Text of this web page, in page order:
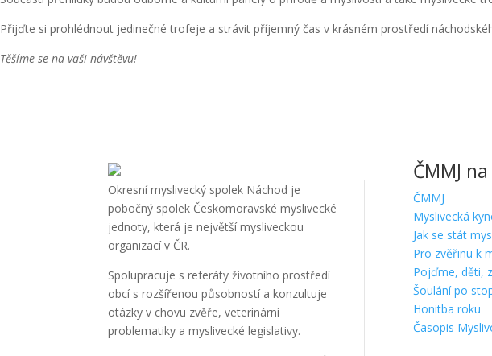
Přijďte si prohlédnout jedinečné trofeje a strávit příjemný čas v krásném prostředí
Těšíme se na vaši návštěvu!
Okresní myslivecký spolek Náchod je
pobočný spolek Českomoravské myslivecké
jednoty, která je největší mysliveckou
organizací v ČR.
Spolupracuje s referáty životního prostředí
obcí s rozšířenou působností a konzultuje
otázky v chovu zvěře, veterinární
problematiky a myslivecké legislativy.
ČMMJ
ČMMJ
Myslivecká
Jak se stát
Pro zvěřinu k
Pojďme, děti,
Šoulání po
Honitba roku
Časopis